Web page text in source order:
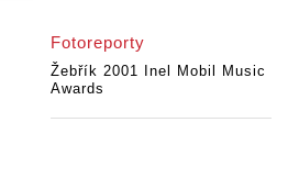
Fotoreporty
Žebřík 2001 Inel Mobil Music
Awards